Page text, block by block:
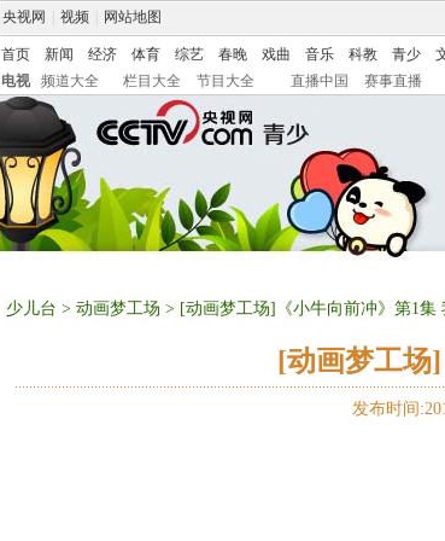
央视网 视频 网站地图
首页 新闻 经济 体育 综艺 春晚 戏曲 音乐 科教 青少
电视
频道大全 栏目大全 节目大全 直播中国 赛事直播
少儿台 > 动画梦工场 > [动画梦工场]《小牛向前冲》第1集
[动画梦工场
发布时间